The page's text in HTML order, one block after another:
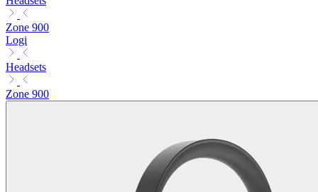
Zone 900
Logi
Headsets
Zone 900